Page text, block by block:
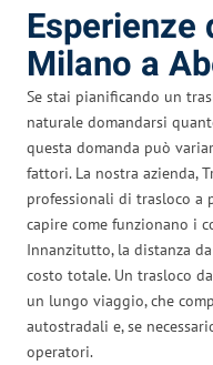
Esperienze
Milano a
Se stai pianificando un
naturale domandarsi
questa domanda può
fattori. La nostra azienda,
professionali di trasloco a
capire come funzionano i
Innanzitutto, la distanza
costo totale. Un trasloco
un lungo viaggio, che
autostradali e, se
operatori.